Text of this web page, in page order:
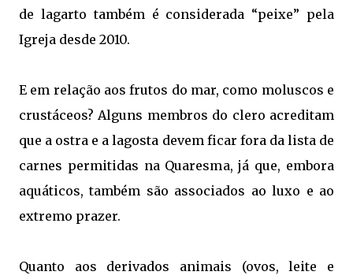
de lagarto também é considerada “peixe” pela
Igreja desde 2010.
E em relação aos frutos do mar, como moluscos e
crustáceos? Alguns membros do clero acreditam
que a ostra e a lagosta devem ficar fora da lista de
carnes permitidas na Quaresma, já que, embora
aquáticos, também são associados ao luxo e ao
extremo prazer.
Quanto aos derivados animais (ovos, leite e